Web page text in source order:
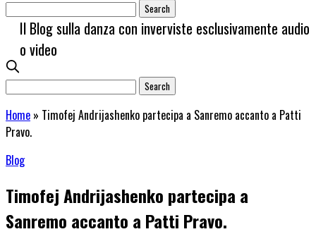
Il Blog sulla danza con inverviste esclusivamente audio
o video
Home » Timofej Andrijashenko partecipa a Sanremo accanto a Patti
Pravo.
Blog
Timofej Andrijashenko partecipa a
Sanremo accanto a Patti Pravo.